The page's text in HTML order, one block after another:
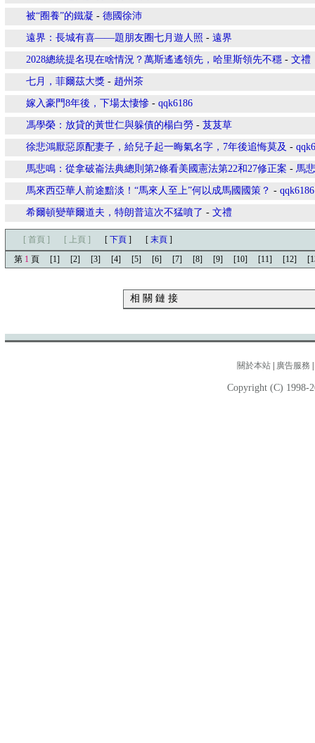
被“圈養”的鐵凝 - 德國徐沛
遠界：長城有喜——題朋友圈七月遊人照 - 遠界
2028總統提名現在啥情況？萬斯遙遙領先，哈里斯領先不穩 - 文禮
七月，菲爾茲大獎 - 趙州茶
嫁入豪門8年後，下場太悽慘 - qqk6186
馮學榮：放貸的黃世仁與躲債的楊白勞 - 芨芨草
徐悲鴻厭惡原配妻子，給兒子起一晦氣名字，7年後追悔莫及 -
馬悲鳴：從拿破崙法典總則第2條看美國憲法第22和27修正案 - 馬
馬來西亞華人前途黯淡！“馬來人至上”何以成馬國國策？ - qqk6186
希爾頓變華爾道夫，特朗普這次不猛噴了 - 文禮
[ 首頁 ] [ 上頁 ] [ 下頁 ] [ 末頁 ]
第 1 頁 [1] [2] [3] [4] [5] [6] [7] [8] [9] [10] [11] [12]
相 關 鏈 接
關於本站 廣告服務
Copyright (C) 1998-